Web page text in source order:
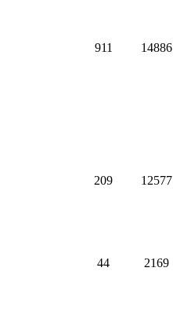
911 14886
209 12577
44 2169